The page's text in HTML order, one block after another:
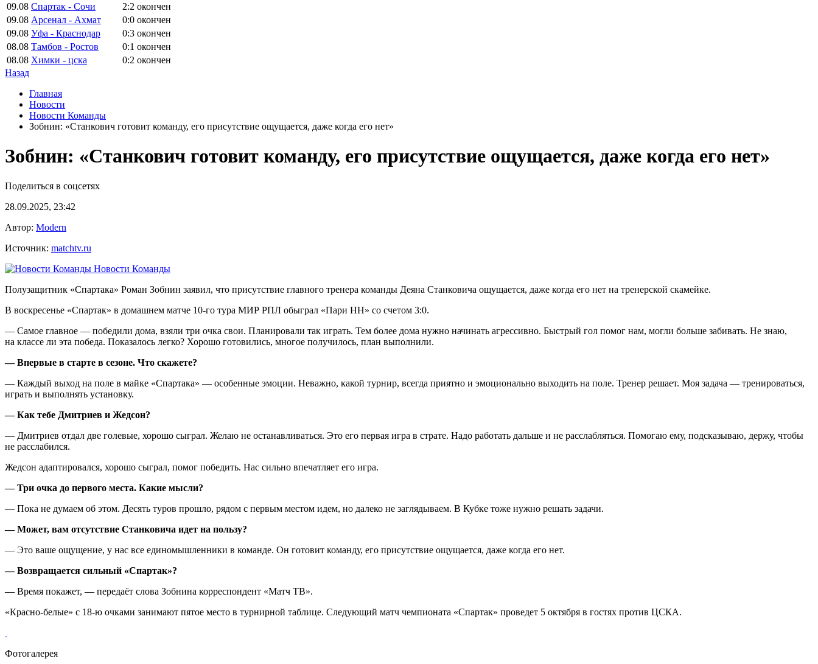
09.08 Спартак - Сочи 2:2 окончен
09.08 Арсенал - Ахмат 0:0 окончен
09.08 Уфа - Краснодар 0:3 окончен
08.08 Тамбов - Ростов 0:1 окончен
08.08 Химки - цска 0:2 окончен
Назад
Главная
Новости
Новости Команды
Зобнин: «Станкович готовит команду, его присутствие ощущается, даже когда его нет»
Зобнин: «Станкович готовит команду, его присутствие ощущается, даже когда его нет»
Поделиться в соцсетях
28.09.2025, 23:42
Автор: Modern
Источник: matchtv.ru
Новости Команды
Полузащитник «Спартака» Роман Зобнин заявил, что присутствие главного тренера команды Деяна Станковича ощущается, даже когда его нет на тренерской скамейке.
В воскресенье «Спартак» в домашнем матче 10‑го тура МИР РПЛ обыграл «Пари НН» со счетом 3:0.
— Самое главное — победили дома, взяли три очка свои. Планировали так играть. Тем более дома нужно начинать агрессивно. Быстрый гол помог нам, могли больше забивать. Не знаю,
на классе ли эта победа. Показалось легко? Хорошо готовились, многое получилось, план выполнили.
— Впервые в старте в сезоне. Что скажете?
— Каждый выход на поле в майке «Спартака» — особенные эмоции. Неважно, какой турнир, всегда приятно и эмоционально выходить на поле. Тренер решает. Моя задача — тренироваться,
играть и выполнять установку.
— Как тебе Дмитриев и Жедсон?
— Дмитриев отдал две голевые, хорошо сыграл. Желаю не останавливаться. Это его первая игра в страте. Надо работать дальше и не расслабляться. Помогаю ему, подсказываю, держу, чтобы
не расслабился.
Жедсон адаптировался, хорошо сыграл, помог победить. Нас сильно впечатляет его игра.
— Три очка до первого места. Какие мысли?
— Пока не думаем об этом. Десять туров прошло, рядом с первым местом идем, но далеко не заглядываем. В Кубке тоже нужно решать задачи.
— Может, вам отсутствие Станковича идет на пользу?
— Это ваше ощущение, у нас все единомышленники в команде. Он готовит команду, его присутствие ощущается, даже когда его нет.
— Возвращается сильный «Спартак»?
— Время покажет, — передаёт слова Зобнина корреспондент «Матч ТВ».
«Красно‑белые» с 18‑ю очками занимают пятое место в турнирной таблице. Следующий матч чемпионата «Спартак» проведет 5 октября в гостях против ЦСКА.
Фотогалерея